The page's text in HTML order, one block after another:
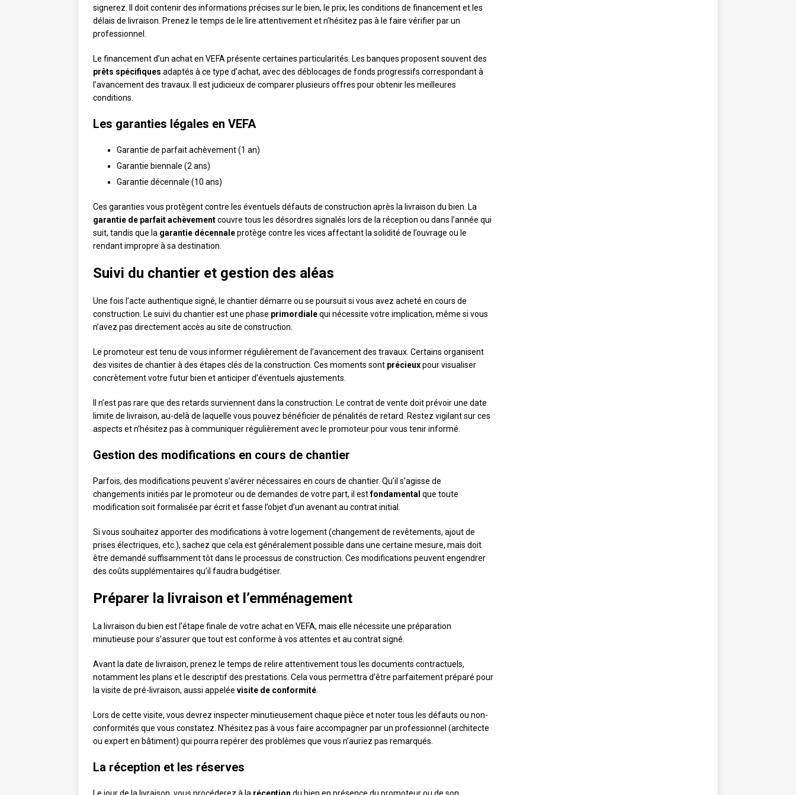
signerez. Il doit contenir des informations précises sur le bien, le prix, les conditions de financement et les
délais de livraison. Prenez le temps de le lire attentivement et n’hésitez pas à le faire vérifier par un
professionnel.
Le financement d’un achat en VEFA présente certaines particularités. Les banques proposent souvent des
prêts spécifiques adaptés à ce type d’achat, avec des déblocages de fonds progressifs correspondant à
l’avancement des travaux. Il est judicieux de comparer plusieurs offres pour obtenir les meilleures
conditions.
Les garanties légales en VEFA
Garantie de parfait achèvement (1 an)
Garantie biennale (2 ans)
Garantie décennale (10 ans)
Ces garanties vous protègent contre les éventuels défauts de construction après la livraison du bien. La
garantie de parfait achèvementcouvre tous les désordres signalés lors de la réception ou dans l’année qui
suit, tandis que la garantie décennaleprotège contre les vices affectant la solidité de l’ouvrage ou le
rendant impropre à sa destination.
Suivi du chantier et gestion des aléas
Une fois l’acte authentique signé, le chantier démarre ou se poursuit si vous avez acheté en cours de
construction. Le suivi du chantier est une phase primordialequi nécessite votre implication, même si vous
n’avez pas directement accès au site de construction.
Le promoteur est tenu de vous informer régulièrement de l’avancement des travaux. Certains organisent
des visites de chantier à des étapes clés de la construction. Ces moments sont précieuxpour visualiser
concrètement votre futur bien et anticiper d’éventuels ajustements.
Il n’est pas rare que des retards surviennent dans la construction. Le contrat de vente doit prévoir une date
limite de livraison, au-delà de laquelle vous pouvez bénéficier de pénalités de retard. Restez vigilant sur ces
aspects et n’hésitez pas à communiquer régulièrement avec le promoteur pour vous tenir informé.
Gestion des modifications en cours de chantier
Parfois, des modifications peuvent s’avérer nécessaires en cours de chantier. Qu’il s’agisse de
changements initiés par le promoteur ou de demandes de votre part, il estfondamental que toute
modification soit formalisée par écrit et fasse l’objet d’un avenant au contrat initial.
Si vous souhaitez apporter des modifications à votre logement (changement de revêtements, ajout de
prises électriques, etc.), sachez que cela est généralement possible dans une certaine mesure, mais doit
être demandé suffisamment tôt dans le processus de construction. Ces modifications peuvent engendrer
des coûts supplémentaires qu’il faudra budgétiser.
Préparer la livraison et l’emménagement
La livraison du bien est l’étape finale de votre achat en VEFA, mais elle nécessite une préparation
minutieuse pour s’assurer que tout est conforme à vos attentes et au contrat signé.
Avant la date de livraison, prenez le temps de relire attentivement tous les documents contractuels,
notamment les plans et le descriptif des prestations. Cela vous permettra d’être parfaitement préparé pour
la visite de pré-livraison, aussi appelée visite de conformité
Lors de cette visite, vous devrez inspecter minutieusement chaque pièce et noter tous les défauts ou non-
conformités que vous constatez. N’hésitez pas à vous faire accompagner par un professionnel (architecte
ou expert en bâtiment) qui pourra repérer des problèmes que vous n’auriez pas remarqués.
La réception et les réserves